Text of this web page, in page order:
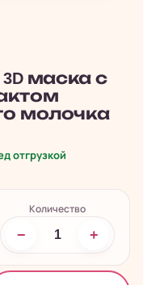
3D маска с
молочка
отгрузкой
Количество
− +